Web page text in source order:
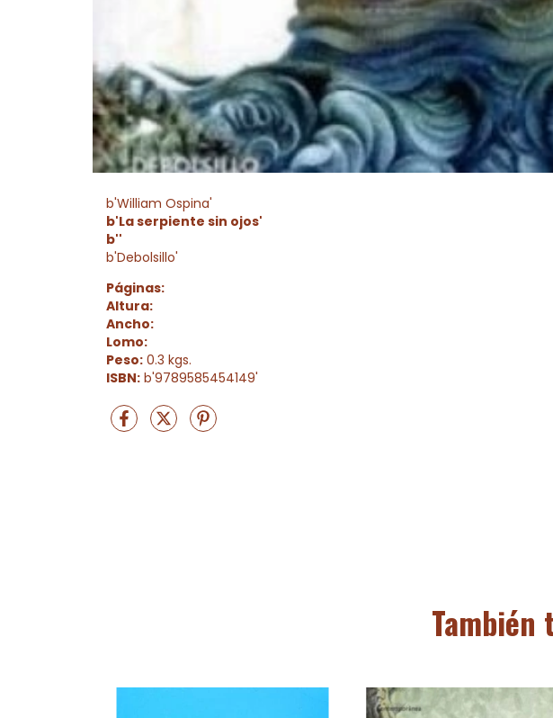
b'William Ospina'
b'La serpiente sin ojos'
b''
b'Debolsillo'
Páginas:
Altura:
Ancho:
Lomo:
Peso: 0.3 kgs.
ISBN: b'9789585454149'